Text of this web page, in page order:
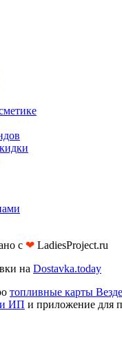
с ❤︎ LadiesProject.ru
на Dostavka.today
топливные карты
и ИП и приложение для